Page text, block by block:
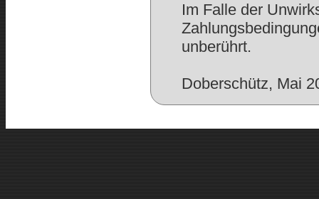
Im Falle der
unberührt.
Doberschütz, Mai